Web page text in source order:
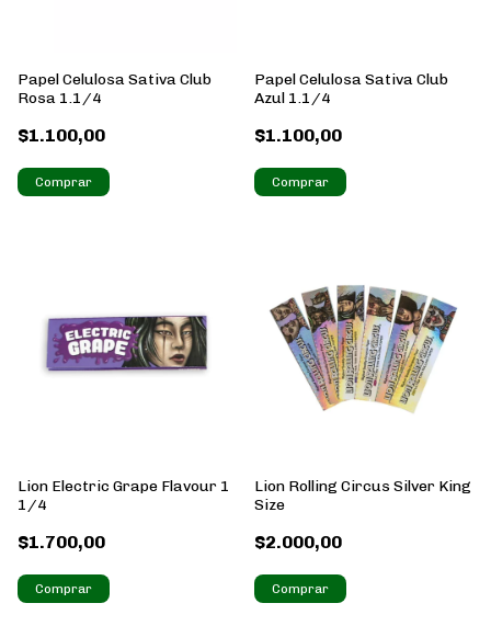
Papel Celulosa Sativa Club
Rosa 1.1/4
$1.100,00
Papel Celulosa Sativa Club
Azul 1.1/4
$1.100,00
Lion Electric Grape Flavour 1
1/4
$1.700,00
Lion Rolling Circus Silver King
Size
$2.000,00